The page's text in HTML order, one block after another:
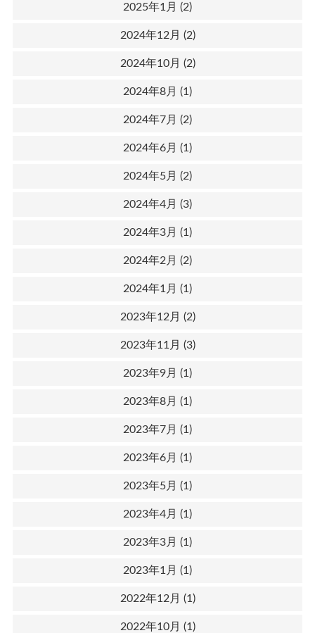
2025年1月 (2)
2024年12月 (2)
2024年10月 (2)
2024年8月 (1)
2024年7月 (2)
2024年6月 (1)
2024年5月 (2)
2024年4月 (3)
2024年3月 (1)
2024年2月 (2)
2024年1月 (1)
2023年12月 (2)
2023年11月 (3)
2023年9月 (1)
2023年8月 (1)
2023年7月 (1)
2023年6月 (1)
2023年5月 (1)
2023年4月 (1)
2023年3月 (1)
2023年1月 (1)
2022年12月 (1)
2022年10月 (1)